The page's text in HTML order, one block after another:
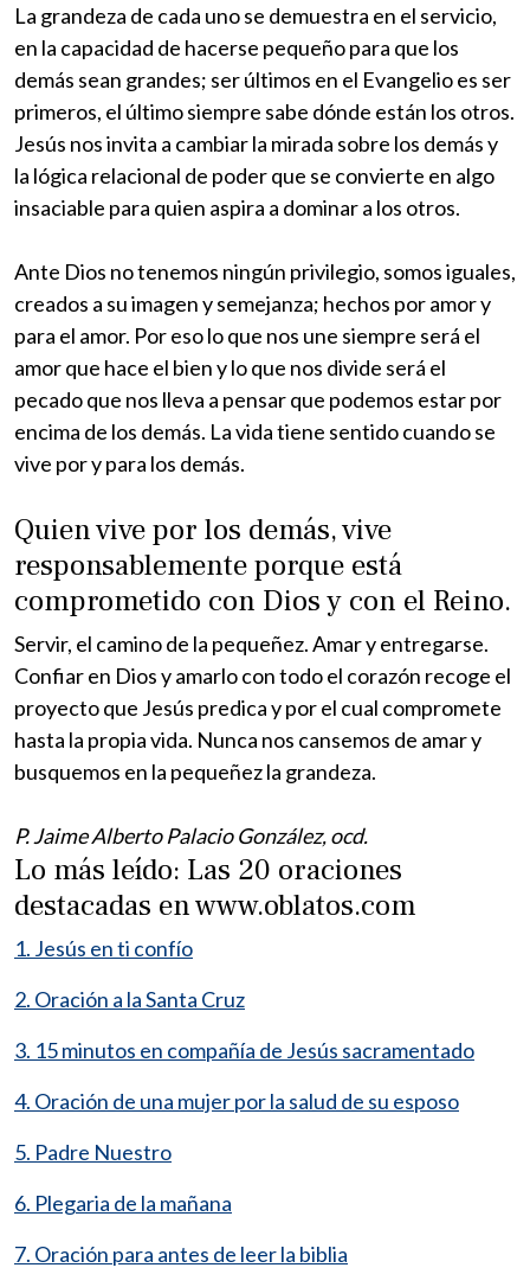
La grandeza de cada uno se demuestra en el servicio,
en la capacidad de hacerse pequeño para que los
demás sean grandes; ser últimos en el Evangelio es ser
primeros, el último siempre sabe dónde están los otros.
Jesús nos invita a cambiar la mirada sobre los demás y
la lógica relacional de poder que se convierte en algo
insaciable para quien aspira a dominar a los otros.
Ante Dios no tenemos ningún privilegio, somos iguales,
creados a su imagen y semejanza; hechos por amor y
para el amor. Por eso lo que nos une siempre será el
amor que hace el bien y lo que nos divide será el
pecado que nos lleva a pensar que podemos estar por
encima de los demás. La vida tiene sentido cuando se
vive por y para los demás.
Quien vive por los demás, vive
responsablemente porque está
comprometido con Dios y con el Reino.
Servir, el camino de la pequeñez. Amar y entregarse.
Confiar en Dios y amarlo con todo el corazón recoge el
proyecto que Jesús predica y por el cual compromete
hasta la propia vida. Nunca nos cansemos de amar y
busquemos en la pequeñez la grandeza.
P. Jaime Alberto Palacio González, ocd.
Lo más leído: Las 20 oraciones
destacadas en www.oblatos.com
1. Jesús en ti confío
2. Oración a la Santa Cruz
3. 15 minutos en compañía de Jesús sacramentado
4. Oración de una mujer por la salud de su esposo
5. Padre Nuestro
6. Plegaria de la mañana
7. Oración para antes de leer la biblia